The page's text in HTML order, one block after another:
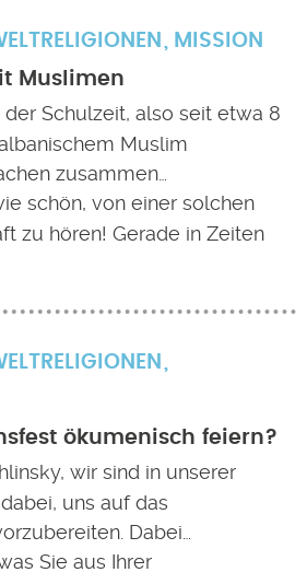
MISSION
Muslimen
Schulzeit, also seit etwa 8
Muslim
zusammen…
schön, von einer solchen
zu hören! Gerade in Zeiten
ökumenisch feiern?
wir sind in unserer
uns auf das
Dabei…
Sie aus Ihrer